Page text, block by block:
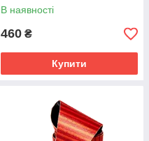
В наявності
460 ₴
Купити